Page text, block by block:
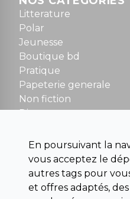
Tel : 01 48 89 13 88
Fermé le dimanche en
NOUS CONTACTER
contact@la-griffe-
Litterature
Polar
Jeunesse
Boutique bd
Pratique
Papeterie generale
Non fiction
Divers
Beaux livres et art
Para scolaire
Histoire
Pochoteque
En poursuivant la
vous acceptez le
autres tags pour
et offres adaptés,